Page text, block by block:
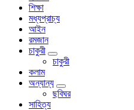
শিক্ষা
মধ্যপ্রাচ্য
আইন
রমজান
চাকুরী
চাকুরী
কলাম
অন্যান্য
ছবিঘর
সাহিত্য